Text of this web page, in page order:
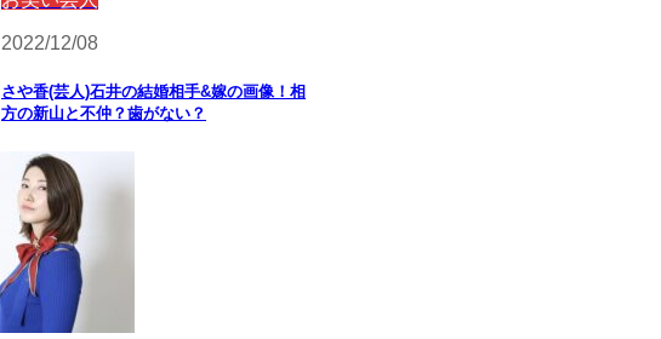
2022/12/08
さや香(芸人)石井の結婚相手&嫁の画像！相
方の新山と不仲？歯がない？